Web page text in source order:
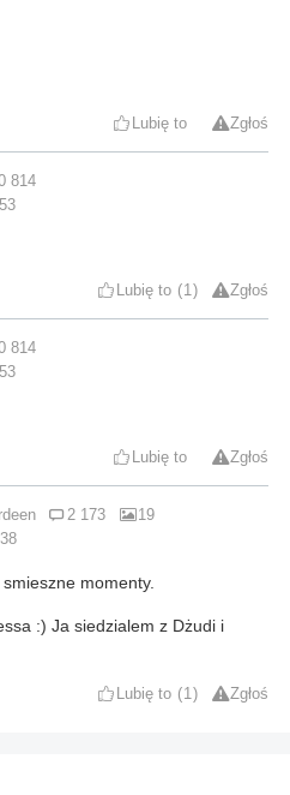
Lubię to Zgłoś
814
Lubię to 1 Zgłoś
814
Lubię to Zgłoś
2 173
19
momenty.
:) Ja siedzialem z Dżudi i
Lubię to 1 Zgłoś